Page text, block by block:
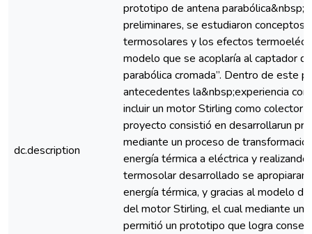
dc.description
prototipo de antena
preliminares, se estudiaron conceptos
termosolares y los efectos
modelo que se acoplaría al captador
parabólica cromada”. Dentro de este
antecedentes la&nbsp;experiencia
incluir un motor Stirling como colector
proyecto consistió en desarrollarun
mediante un proceso de
energía térmica a eléctrica y
termosolar desarrollado se
energía térmica, y gracias al modelo
del motor Stirling, el cual mediante un
permitió un prototipo que logra